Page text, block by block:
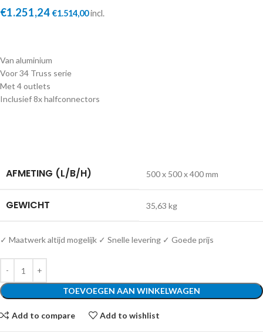
€1.251,24 €1.514,00incl.
Van aluminium
Voor 34 Truss serie
Met 4 outlets
Inclusief 8x halfconnectors
AFMETING (L/B/H) 500 x 500 x 400 mm
GEWICHT 35,63 kg
✓ Maatwerk altijd mogelijk ✓ Snelle levering ✓ Goede prijs
TOEVOEGEN AAN WINKELWAGEN
Add to compare Add to wishlist